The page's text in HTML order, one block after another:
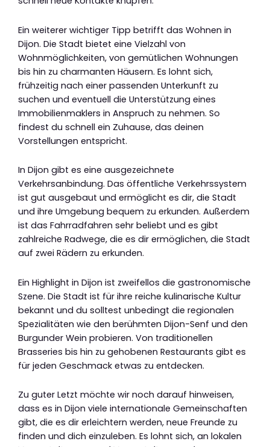
Ein weiterer wichtiger Tipp betrifft das Wohnen in
Dijon. Die Stadt bietet eine Vielzahl von
Wohnmöglichkeiten, von gemütlichen Wohnungen
bis hin zu charmanten Häusern. Es lohnt sich,
frühzeitig nach einer passenden Unterkunft zu
suchen und eventuell die Unterstützung eines
Immobilienmaklers in Anspruch zu nehmen. So
findest du schnell ein Zuhause, das deinen
Vorstellungen entspricht.
In Dijon gibt es eine ausgezeichnete
Verkehrsanbindung. Das öffentliche Verkehrssystem
ist gut ausgebaut und ermöglicht es dir, die Stadt
und ihre Umgebung bequem zu erkunden. Außerdem
ist das Fahrradfahren sehr beliebt und es gibt
zahlreiche Radwege, die es dir ermöglichen, die Stadt
auf zwei Rädern zu erkunden.
Ein Highlight in Dijon ist zweifellos die gastronomische
Szene. Die Stadt ist für ihre reiche kulinarische Kultur
bekannt und du solltest unbedingt die regionalen
Spezialitäten wie den berühmten Dijon-Senf und den
Burgunder Wein probieren. Von traditionellen
Brasseries bis hin zu gehobenen Restaurants gibt es
für jeden Geschmack etwas zu entdecken.
Zu guter Letzt möchte wir noch darauf hinweisen,
dass es in Dijon viele internationale Gemeinschaften
gibt, die es dir erleichtern werden, neue Freunde zu
finden und dich einzuleben. Es lohnt sich, an lokalen